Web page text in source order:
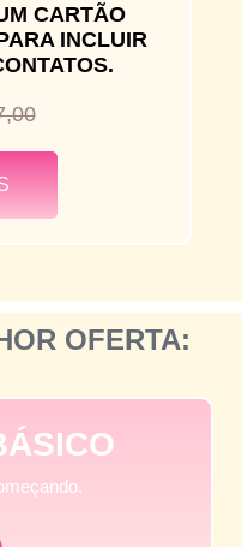
CARTÃO
INCLUIR
OFERTA: